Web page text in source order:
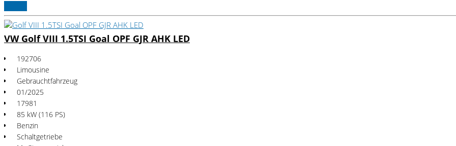
VW Golf VIII 1.5TSI Goal OPF GJR AHK LED
192706
Limousine
Gebrauchtfahrzeug
01/2025
17981
85 kW (116 PS)
Benzin
Schaltgetriebe